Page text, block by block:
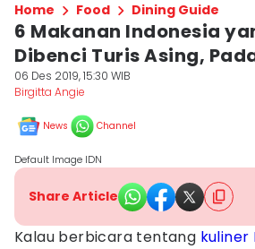
Home Food Dining Guide
6 Makanan Indonesia
Dibenci Turis Asing,
06 Des 2019, 15:30 WIB
Birgitta Angie
News Channel
Default Image IDN
Share Article
Kalau berbicara tentang kuliner